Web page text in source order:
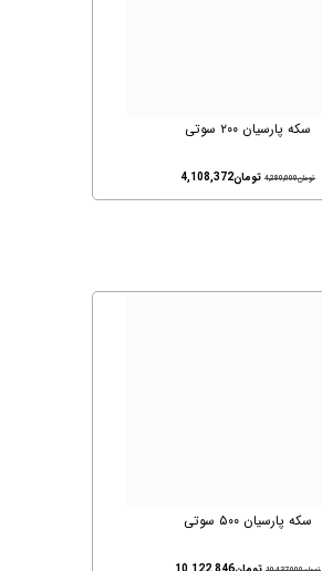
سکه پارسیان ۲۰۰ سوتی
تومان4,280,000 تومان4,108,372
سکه پارسیان ۵۰۰ سوتی